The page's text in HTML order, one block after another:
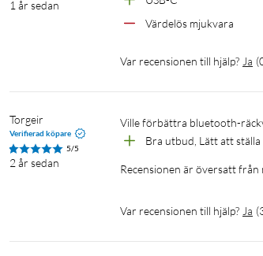
1 år sedan
Värdelös mjukvara
Var recensionen till hjälp? Ja (
Torgeir
Verifierad köpare
5/5
2 år sedan
Ville förbättra bluetooth-
Bra utbud, Lätt att ställa
Recensionen är översatt från
Var recensionen till hjälp? Ja (